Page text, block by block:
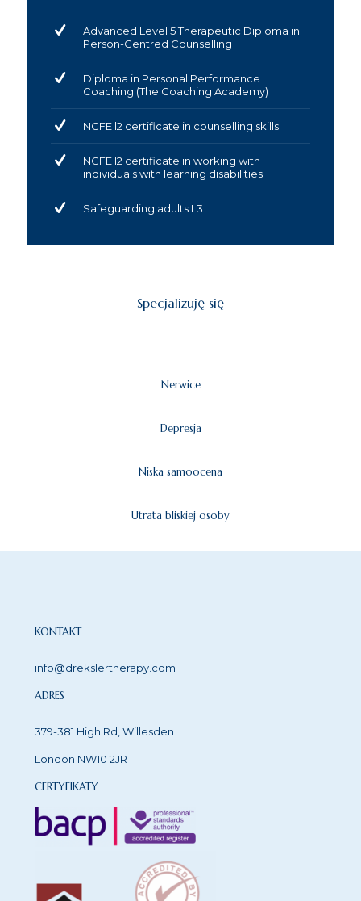
Advanced Level 5 Therapeutic Diploma in
Person-Centred Counselling
Diploma in Personal Performance
Coaching (The Coaching Academy)
NCFE l2 certificate in counselling skills
NCFE l2 certificate in working with
individuals with learning disabilities
Safeguarding adults L3
Specjalizuję się
Nerwice
Depresja
Niska samoocena
Utrata bliskiej osoby
KONTAKT
info@drekslertherapy.com
ADRES
379-381 High Rd, Willesden
London NW10 2JR
CERTYFIKATY